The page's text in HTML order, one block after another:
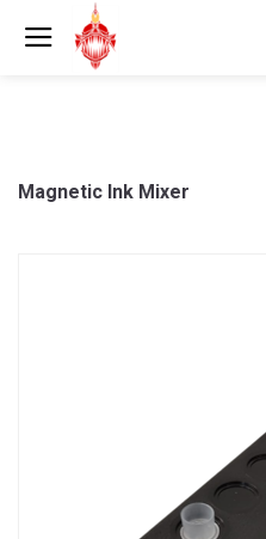
Magnetic Ink Mixer